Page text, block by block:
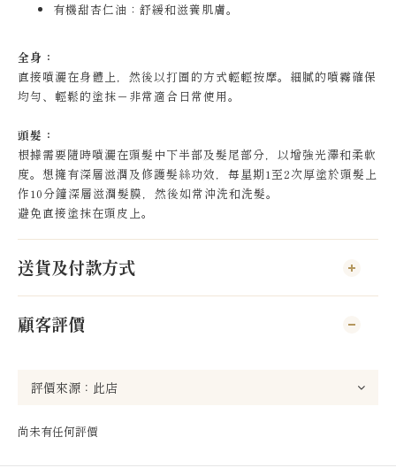
有機甜杏仁油：舒緩和滋養肌膚。
全身：
直接噴灑在身體上，然後以打圈的方式輕輕按摩。細膩的噴霧確保
均勻、輕鬆的塗抹－非常適合日常使用。
頭髮：
根據需要隨時噴灑在頭髮中下半部及髮尾部分，以增強光澤和柔軟
度。想擁有深層滋潤及修護髮絲功效，每星期1至2次厚塗於頭髮上
作10分鐘深層滋潤髮膜，然後如常沖洗和洗髮。
避免直接塗抹在頭皮上。
送貨及付款方式
顧客評價
尚未有任何評價